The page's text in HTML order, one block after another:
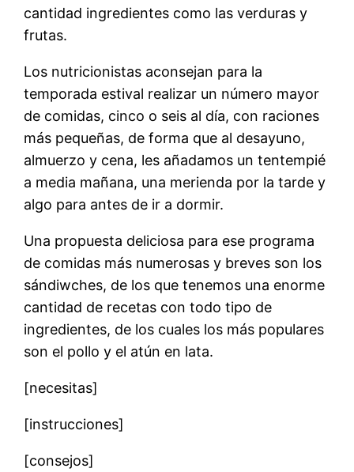
cantidad ingredientes como las verduras y
frutas.
Los nutricionistas aconsejan para la
temporada estival realizar un número mayor
de comidas, cinco o seis al día, con raciones
más pequeñas, de forma que al desayuno,
almuerzo y cena, les añadamos un tentempié
a media mañana, una merienda por la tarde y
algo para antes de ir a dormir.
Una propuesta deliciosa para ese programa
de comidas más numerosas y breves son los
sándiwches, de los que tenemos una enorme
cantidad de recetas con todo tipo de
ingredientes, de los cuales los más populares
son el pollo y el atún en lata.
[necesitas]
[instrucciones]
[consejos]